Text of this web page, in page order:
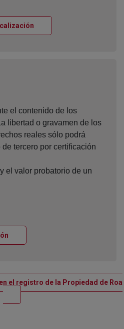
el contenido de los
libertad o gravamen de los
reales sólo podrá
tercero por certificación
el valor probatorio de un
el registro de la Propiedad de Roa
Ventana nueva